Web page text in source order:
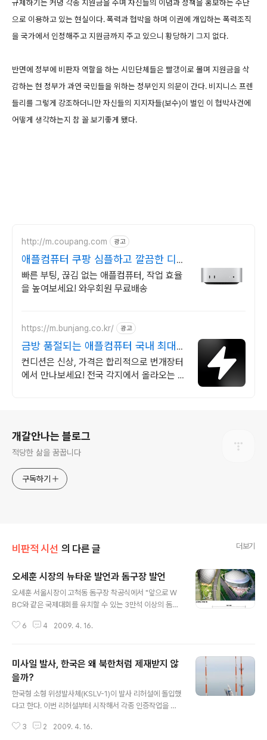
규제하기는 커녕 각종 지원금을 주며 자신들의 이념과 정책을 홍보하는 수단
으로 이용하고 있는 현실이다. 폭력과 협박을 하며 이권에 개입하는 폭력조직
을 국가에서 인정해주고 지원금까지 주고 있으니 황당하기 그지 없다.
반면에 정부에 비판자 역할을 하는 시민단체들은 빨갱이로 몰며 지원금을 삭
감하는 현 정부가 과연 국민들을 위하는 정부인지 의문이 간다. 비지니스 프렌
들리를 그렇게 강조하더니만 자신들의 지지자들(보수)이 벌인 이 협박사건에
어떻게 생각하는지 참 꼴 보기좋게 됐다.
http://m.coupang.com 광고
애플컴퓨터 쿠팡 심플하고 깔끔한 디자
인
빠른 부팅, 끊김 없는 애플컴퓨터, 작업 효율
을 높여보세요! 와우회원 무료배송
https://m.bunjang.co.kr/ 광고
금방 품절되는 애플컴퓨터 국내 최대
브랜드 중고거래
컨디션은 신상, 가격은 합리적으로 번개장터
에서 만나보세요! 전국 각지에서 올라오는 전
개갈안나는 블로그
적당한 삶을 꿈꿉니다
구독하기
비판적 시선 의 다른 글 더보기
오세훈 시장의 뉴타운 발언과 돔구장 발언
오세훈 서울시장이 고척동 돔구장 착공식에서 "앞으로 W
BC와 같은 국제대회를 유치할 수 있는 3만석 이상의 돔구
자체들이 서로들 돔구장을 짓겠다고 하는 것은 반가운 일
야구장 신설을 약속했으나 결과적으로 이루어진 곳은 아무
곳도 없다. 선거때마다 낙후된 야구장을 신설하겠다는 공
약을 내걸었으나 아직도 프로야구 팬들은 수십년된 야구장
에서 응원을 하고 있는 현실이다. 내년엔 지방선거가 있다.
또 한번 출마자들은 저마다 표를 얻기 위해 야구장 신설을
공약으로 내걸을 것이다. 여기서 오세훈 시장의 오늘 발언
6 4 2009. 4. 16.
미사일 발사, 한국은 왜 북한처럼 제재받지 않
을까?
한국형 소형 위성발사체(KSLV-1)이 발사 리허설에 돌입했
다고 한다. 이번 리허설부터 시작해서 각종 인증작업을 마
서 얼마전 있었던 북한의 대포동 미사일에 대해 이야기하
3 2 2009. 4. 16.